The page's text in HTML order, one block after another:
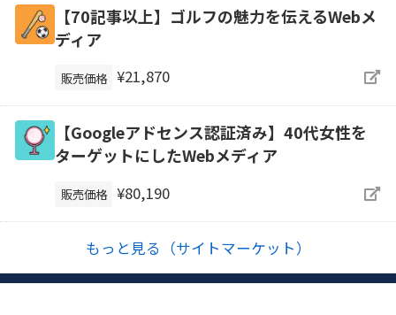
【70記事以上】ゴルフの魅力を伝えるWebメ
ディア
販売価格 ¥21,870
【Googleアドセンス認証済み】40代女性を
ターゲットにしたWebメディア
販売価格 ¥80,190
もっと見る（サイトマーケット）